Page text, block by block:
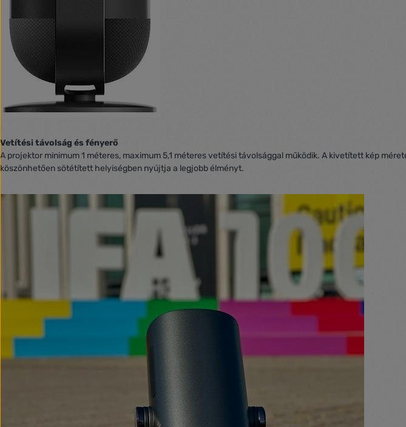
Vetítési távolság és fényerő
A projektor minimum 1 méteres, maximum 5,1 méteres vetítési távolsággal működik. A kivetített kép
köszönhetően sötétített helyiségben nyújtja a legjobb élményt.